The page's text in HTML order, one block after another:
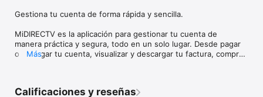
Gestiona tu cuenta de forma rápida y sencilla.
MiDIRECTV es la aplicación para gestionar tu cuenta de
manera práctica y segura, todo en un solo lugar. Desde pagar
o recargar tu cuenta, visualizar y descargar tu factura, comprar
¿Qué puedes hacer con MiDIRECTV?
Más
Calificaciones y reseñas